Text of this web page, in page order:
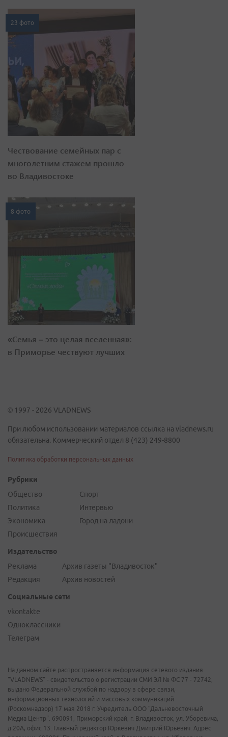
23 фото
Чествование семейных пар с
многолетним стажем прошло
во Владивостоке
8 фото
«Семья – это целая вселенная»:
в Приморье чествуют лучших
© 1997 - 2026 VLADNEWS
При любом использовании материалов ссылка на vladnews.ru
обязательна. Коммерческий отдел 8 (423) 249-8800
Политика обработки персональных данных
Рубрики
Общество
Политика
Экономика
Происшествия
Спорт
Интервью
Город на ладони
Издательство
Реклама
Редакция
Архив газеты "Владивосток"
Архив новостей
Социальные сети
vkontakte
Одноклассники
Телеграм
На данном сайте распространяется информация сетевого издания
"VLADNEWS" - свидетельство о регистрации СМИ ЭЛ № ФС 77 - 72742,
выдано Федеральной службой по надзору в сфере связи,
информационных технологий и массовых коммуникаций
(Роскомнадзор) 17 мая 2018 г. Учредитель ООО "Дальневосточный
Медиа Центр". 690091, Приморский край, г. Владивосток, ул. Уборевича,
д.20А, офис 13. Главный редактор Юркевич Дмитрий Юрьевич. Адрес